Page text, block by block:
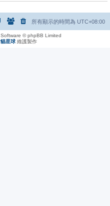
所有顯示的時間為 UTC+08:00
© phpBB Limited
星球 維護製作